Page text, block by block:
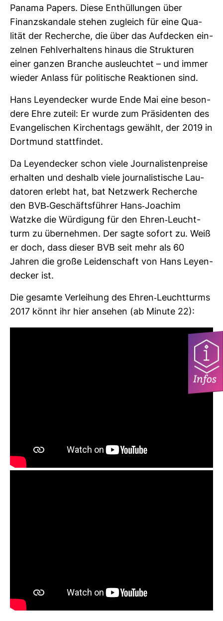
Panama Papers. Diese Ent­hül­lungen über
Finanz­skan­dale stehen zugleich für eine Qua­
lität der Recherche, die über das Auf­de­cken ein­
zelnen Fehl­ver­hal­tens hinaus die Struk­turen
einer ganzen Branche aus­leuchtet – und immer
wieder Anlass für poli­ti­sche Reak­tionen sind.
Hans Ley­en­de­cker wurde Ende Mai eine beson­
dere Ehre zuteil: Er wurde zum Prä­si­denten des
Evan­ge­li­schen Kir­chen­tags gewählt, der 2019 in
Dort­mund statt­findet.
Da Ley­en­de­cker schon viele Jour­na­lis­ten­preise
erhalten und des­halb viele jour­na­lis­ti­sche Lau­
da­toren erlebt hat, bat Netz­werk Recherche
den BVB-​Geschäfts­führer Hans-​Joa­chim
Watzke die Wür­di­gung für den Ehren-​Leucht­
turm zu über­nehmen. Der sagte sofort zu. Weiß
er doch, dass dieser BVB seit mehr als 60
Jahren die große Lei­den­schaft von Hans Ley­en­
de­cker ist.
Die gesamte Ver­lei­hung des Ehren-​Leucht­turms
2017 könnt ihr hier ansehen (ab Minute 22):
Infos